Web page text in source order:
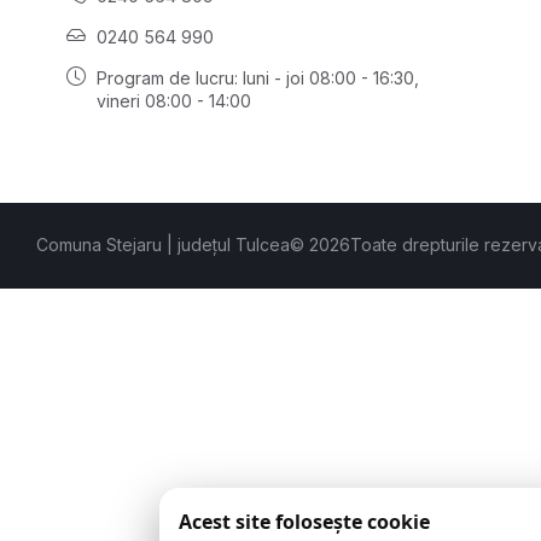
0240 564 990
Program de lucru: luni - joi 08:00 - 16:30,
vineri 08:00 - 14:00
Comuna Stejaru | județul Tulcea© 2026Toate drepturile
Acest site folosește cookie